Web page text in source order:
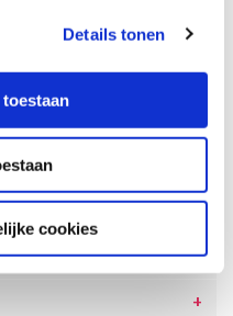
Details tonen
cookies